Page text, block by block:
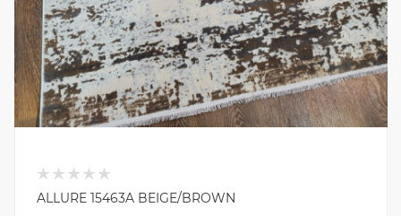
ALLURE 15463A BEIGE/BROWN